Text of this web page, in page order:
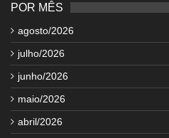
POR MÊS
agosto/2026
julho/2026
junho/2026
maio/2026
abril/2026